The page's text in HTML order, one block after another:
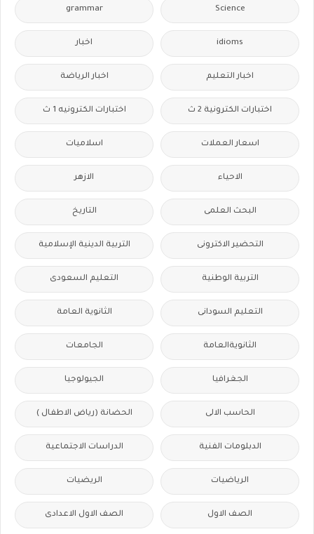
Science
grammar
idioms اخبار
اخبار التعليم اخبار الرياضة
اختبارات الكترونية 2 ث اختبارات الكترونيه 1 ث
اسعار العملات اسلاميات
الاحياء الازهر
البحث العلمى التاريخ
التحضير الاكترونى التربية الدينية الإسلامية
التربية الوطنية التعليم السعودى
التعليم السودانى الثانوية العامة
الثانويةالعامة الجامعات
الجغرافيا الجيولوجيا
الحاسب الالى الحضانة (رياض الاطفال )
الدبلومات الفنية الدراسات الاجتماعية
الرياضيات الريضيات
الصف الاول الصف الاول الاعدادى